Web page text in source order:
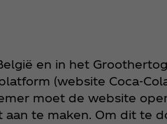
en in het
(website
moet de website
te maken. Om dit te